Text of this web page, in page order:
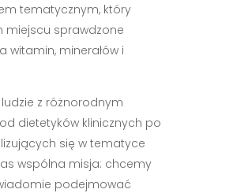
tematycznym, który
miejscu sprawdzone
witamin, minerałów i
ludzie z różnorodnym
dietetyków klinicznych po
się w tematyce
wspólna misja: chcemy
podejmować